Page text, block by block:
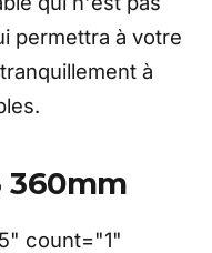
permettra à votre
à
360mm
count="1"